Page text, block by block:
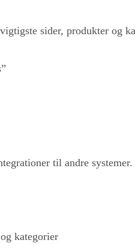
sider, produkter og
til andre systemer.
kategorier